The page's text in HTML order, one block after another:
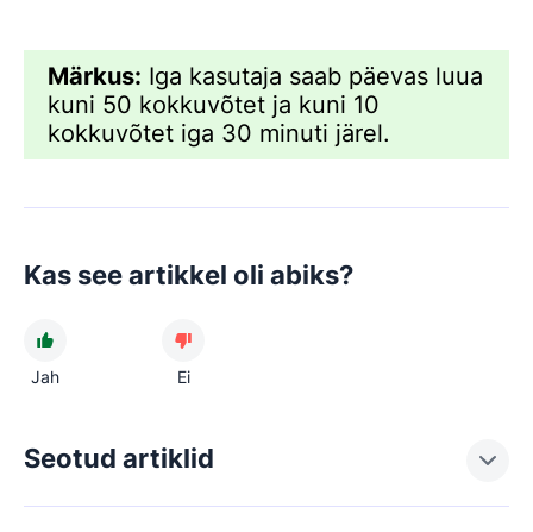
Märkus: Iga kasutaja saab päevas luua
kuni 50 kokkuvõtet ja kuni 10
kokkuvõtet iga 30 minuti järel.
Kas see artikkel oli abiks?
Jah Ei
Seotud artiklid